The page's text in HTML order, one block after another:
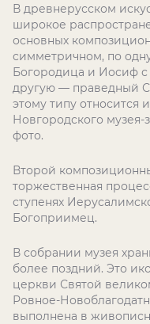
В древнерусском
широкое
основных
симметричном, по
Богородица и Иосиф
другую — праведный
этому типу относится
Новгородского музея-
фото.
Второй
торжественная
ступенях
Богоприимец.
В собрании музея
более поздний. Это
церкви Святой
Ровное-
выполнена в